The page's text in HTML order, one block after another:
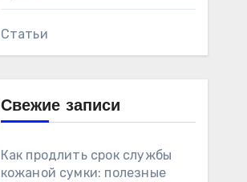
Статьи
Свежие записи
Как продлить срок службы
кожаной сумки: полезные